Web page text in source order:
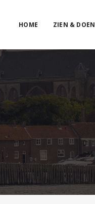
HOME ZIEN & DOEN